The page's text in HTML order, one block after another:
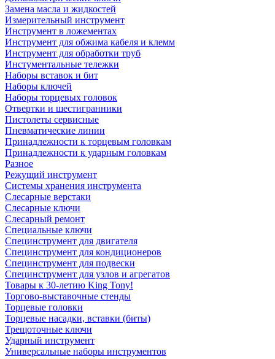
Замена масла и жидкостей
Измерительный инструмент
Инструмент в ложементах
Инструмент для обжима кабеля и клемм
Инструмент для обработки труб
Инстументальные тележки
Наборы вставок и бит
Наборы ключей
Наборы торцевых головок
Отвертки и шестигранники
Пистолеты сервисные
Пневматические линии
Принадлежности к торцевым головкам
Принадлежности к ударным головкам
Разное
Режущий инструмент
Системы хранения инструмента
Слесарные верстаки
Слесарные ключи
Слесарный ремонт
Специальные ключи
Специнструмент для двигателя
Специнструмент для кондиционеров
Специнструмент для подвески
Специнструмент для узлов и агрегатов
Товары к 30-летию King Tony!
Торгово-выставочные стенды
Торцевые головки
Торцевые насадки, вставки (биты)
Трещоточные ключи
Ударный инструмент
Универсальные наборы инструментов